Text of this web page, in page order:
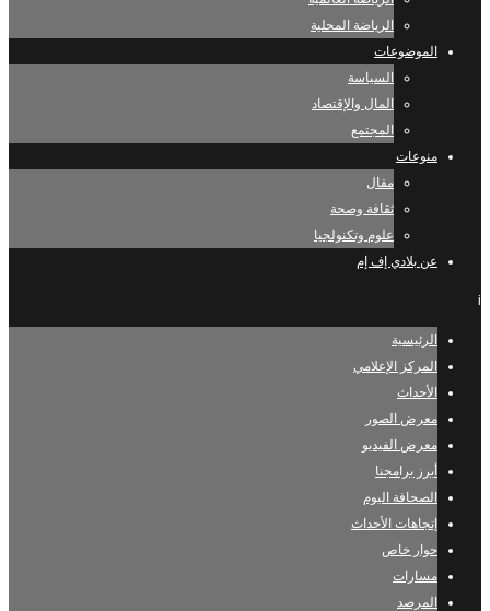
الرياضة المحلية
الموضوعات
السياسة
المال والإقتصاد
المجتمع
منوعات
مقال
ثقافة وصحة
علوم وتكنولجيا
عن بلادي إف إم
i
الرئيسية
المركز الإعلامي
الأحداث
معرض الصور
معرض الفيديو
أبرز برامجنا
الصحافة اليوم
إتجاهات الأحداث
حوار خاص
مسارات
المرصد